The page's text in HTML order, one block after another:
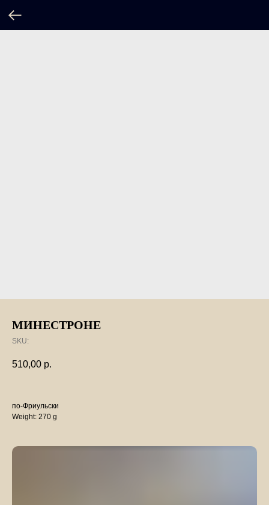
МИНЕСТРОНЕ
SKU:
510,00 р.
по-Фриульски
Weight: 270 g